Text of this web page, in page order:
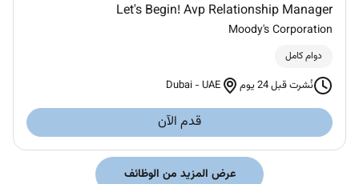
Let's Begin! Avp Relationship Manager
Moody's Corporation
دوام كامل
نُشرت قبل 24 يوم Dubai -UAE
قدم الآن
عرض المزيد من الوظائف